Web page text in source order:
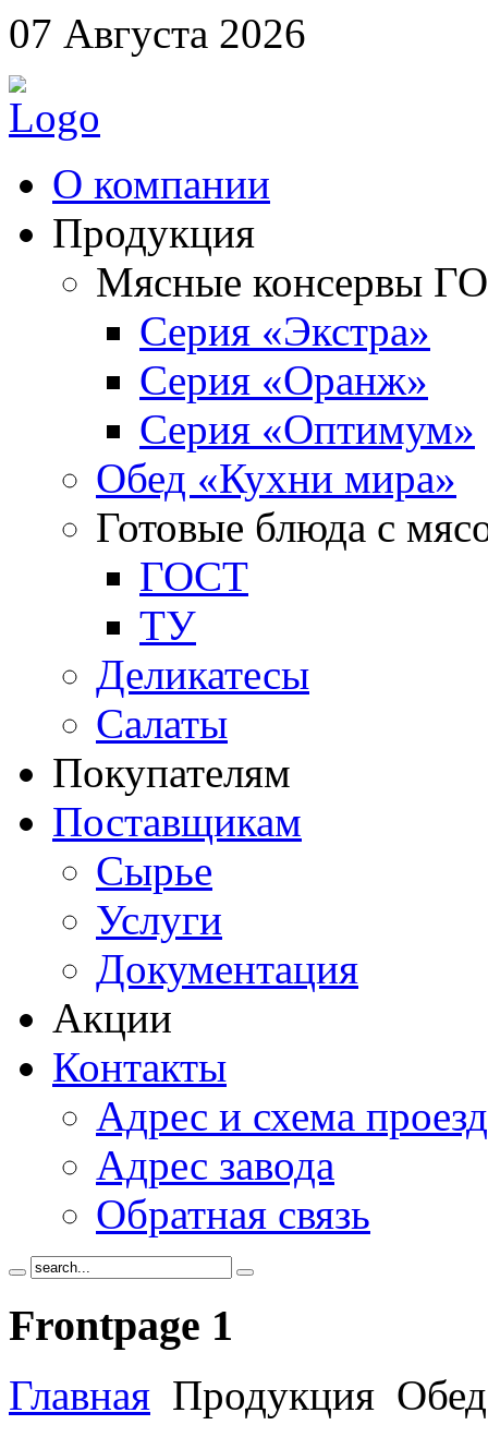
07 Августа 2026
О компании
Продукция
Мясные консервы
Серия «Экстра»
Серия «Оранж»
Серия «Оптимум»
Обед «Кухни мира»
Готовые блюда с
ГОСТ
ТУ
Деликатесы
Салаты
Покупателям
Поставщикам
Сырье
Услуги
Документация
Акции
Контакты
Адрес и схема
Адрес завода
Обратная связь
Frontpage 1
Главная Продукция